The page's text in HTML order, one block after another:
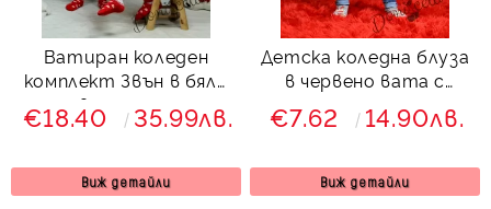
Ватиран коледен
комплект Звън в бяло
и червено с еленче и
клин с ръб 883524 за
€18.40 35.99лв.
Виж детайли
Детска коледна блуза
в червено вата с
еленче с шалче за
момче
€7.62 14.90лв.
Виж детайли